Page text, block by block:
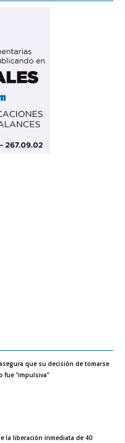
que su decisión de tomarse
fue "impulsiva"
la liberación inmediata de 40